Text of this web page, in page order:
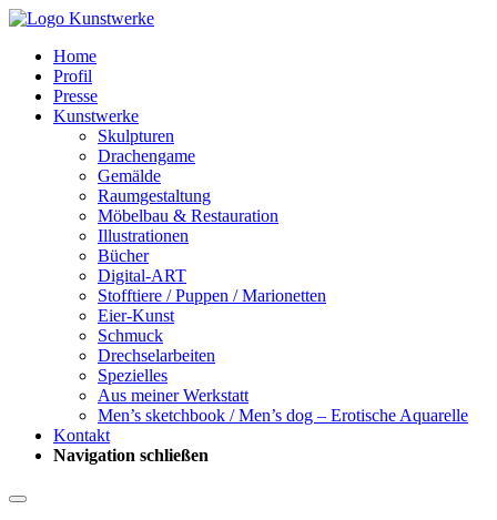
Home
Profil
Presse
Kunstwerke
Skulpturen
Drachengame
Gemälde
Raumgestaltung
Möbelbau & Restauration
Illustrationen
Bücher
Digital-ART
Stofftiere / Puppen / Marionetten
Eier-Kunst
Schmuck
Drechselarbeiten
Spezielles
Aus meiner Werkstatt
Men’s sketchbook / Men’s dog – Erotische Aquarelle
Kontakt
Navigation schließen